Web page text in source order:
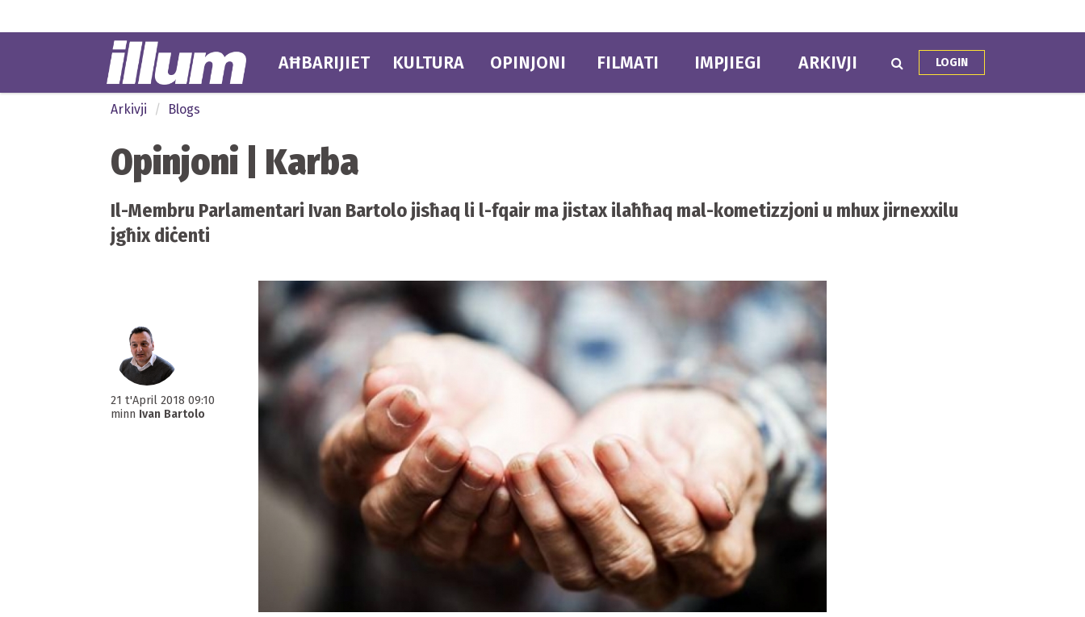
AĦBARIJIET KULTURA OPINJONI FILMATI IMPJIEGI ARKIVJI LOGIN
Arkivji Blogs
Opinjoni | Karba
Il-Membru Parlamentari Ivan Bartolo jisħaq li l-fqair ma jistax ilaħħaq mal-kometizzjoni u mhux jirnexxilu
jgħix diċenti
21 t'April 2018 09:10
minn Ivan Bartolo